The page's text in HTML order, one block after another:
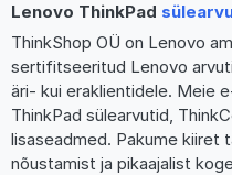
Lenovo ThinkPad
ThinkShop OÜ on Lenovo
sertifitseeritud Lenovo
äri- kui eraklientidele. Meie
ThinkPad sülearvutid,
lisaseadmed. Pakume kiiret
nõustamist ja pikaajalist